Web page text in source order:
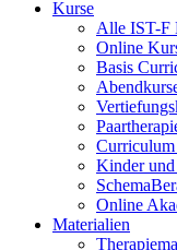
Kurse
Alle IST-F
Online
Basis
Kinder
Online
Materialien